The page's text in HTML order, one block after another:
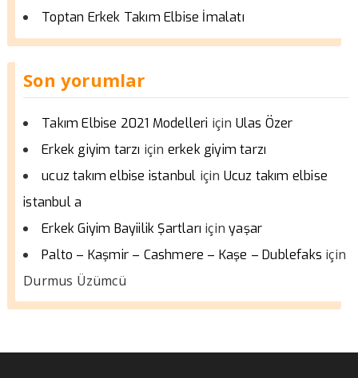
Toptan Erkek Takım Elbise İmalatı
Son yorumlar
Takım Elbise 2021 Modelleri için Ulas Özer
Erkek giyim tarzı için erkek giyim tarzı
ucuz takım elbise istanbul için Ucuz takım elbise
istanbul a
Erkek Giyim Bayiilik Şartları içinyaşar
Palto – Kaşmir – Cashmere – Kaşe – Dublefaks için
Durmus Üzümcü